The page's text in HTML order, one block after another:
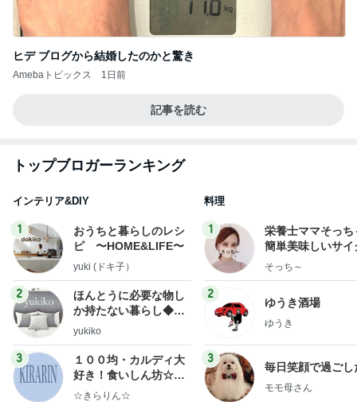
ヒデ ブログから結婚したのかと驚き
Amebaトピックス 1日前
記事を読む
トップブロガーランキング
インテリア&DIY
1
おうちと暮らしのレシ
ピ 〜HOME&LIFE〜
yuki (ドキ子）
2
ほんとうに必要な物し
か持たない暮らし◆Ke
ep Life Simple◆〜イ
yukiko
3
１００均・カルディ大
好き！食いしん坊☆き
らりん☆のブログ
☆きらりん☆
料理
1
栄養士ママそっち
簡単美味しいサイ
献立
そっち～
2
ゆうき酒場
ゆうき
3
毎日笑顔で過ごし
モモ母さん